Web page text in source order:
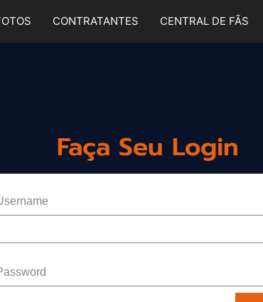
CONTRATANTES CENTRAL DE FÃS
Faça Seu Login